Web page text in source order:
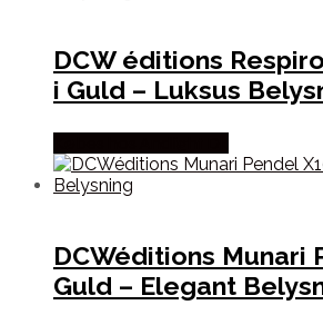
DCW éditions
i Guld – Luksus
DCWéditions Munari
Guld – Elegant